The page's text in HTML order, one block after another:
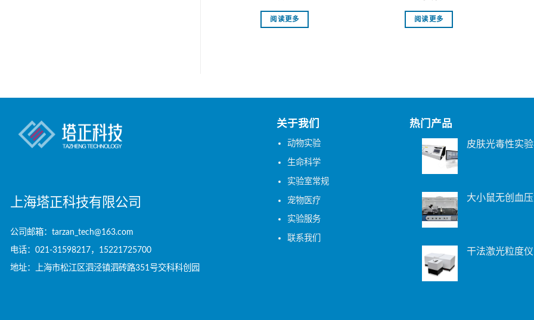
阅读更多 阅读更多
上海塔正科技有限公司
公司邮箱：tarzan_tech@163.com
电话：021-31598217，15221725700
地址：上海市松江区泗泾镇泗砖路351号交科科创园
关于我们
动物实验
生命科学
实验室常规
宠物医疗
实验服务
联系我们
热门产品
皮肤光毒性实
大小鼠无创血
干法激光粒度仪